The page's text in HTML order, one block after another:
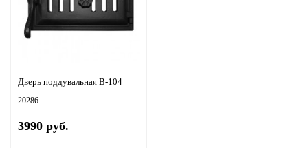
Дверь поддувальная B-104
20286
3990 руб.